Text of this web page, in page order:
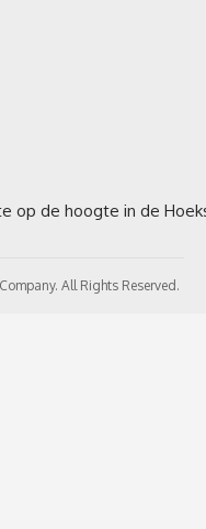
All Rights Reserved.